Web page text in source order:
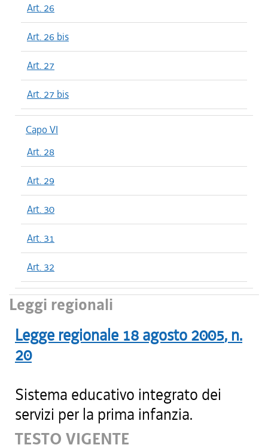
Art. 26
Art. 26 bis
Art. 27
Art. 27 bis
Capo VI
Art. 28
Art. 29
Art. 30
Art. 31
Art. 32
Leggi regionali
Legge regionale 18 agosto 2005, n.
20
Sistema educativo integrato dei
servizi per la prima infanzia.
TESTO VIGENTE